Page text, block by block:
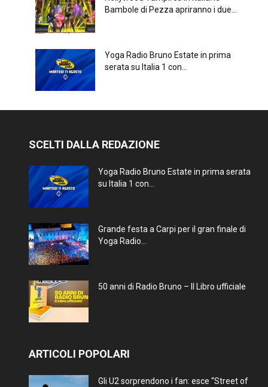
Bambole di Pezza apriranno i due...
Yoga Radio Bruno Estate in prima
serata su Italia 1 con...
SCELTI DALLA REDAZIONE
Yoga Radio Bruno Estate in prima serata
su Italia 1 con...
Grande festa a Carpi per il gran finale di
Yoga Radio...
50 anni di Radio Bruno – Il Libro ufficiale
ARTICOLI POPOLARI
Gli U2 sorprendono i fan: esce “Street of